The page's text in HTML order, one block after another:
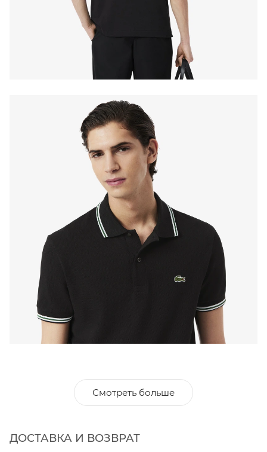
Смотреть больше
ДОСТАВКА И ВОЗВРАТ